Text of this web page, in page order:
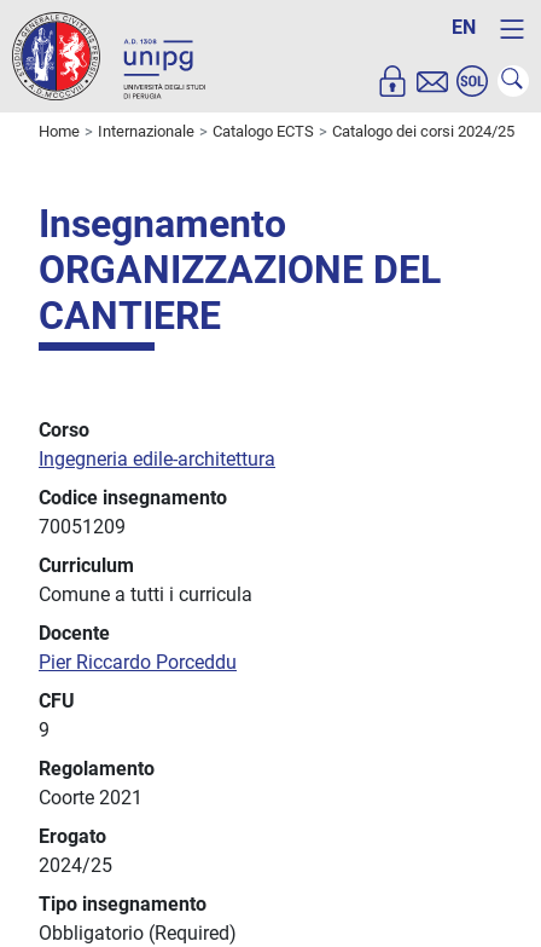
EN
Home Internazionale Catalogo ECTS Catalogo dei corsi 2024/25
Insegnamento
ORGANIZZAZIONE DEL
CANTIERE
Corso
Ingegneria edile-architettura
Codice insegnamento
70051209
Curriculum
Comune a tutti i curricula
Docente
Pier Riccardo Porceddu
CFU
9
Regolamento
Coorte 2021
Erogato
2024/25
Tipo insegnamento
Obbligatorio (Required)